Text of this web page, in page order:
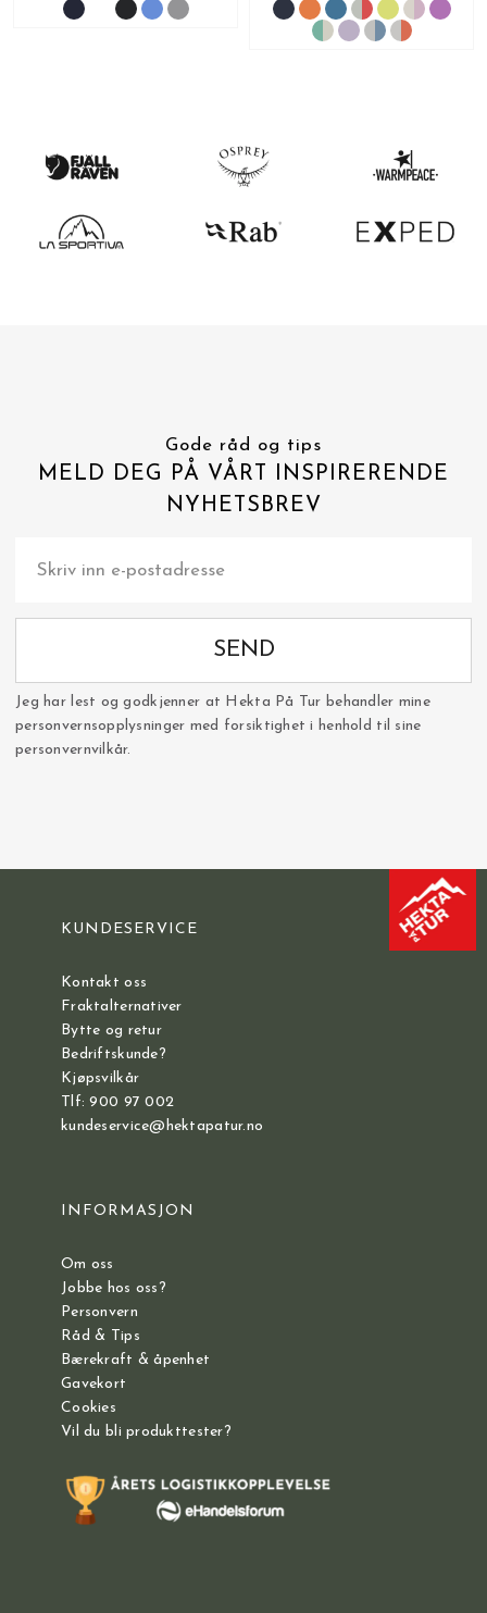
Gode råd og tips
MELD DEG PÅ VÅRT INSPIRERENDE
NYHETSBREV
SEND
Jeg har lest og godkjenner at Hekta På Tur behandler mine
personvernsopplysninger med forsiktighet i henhold til sine
personvernvilkår.
KUNDESERVICE
Kontakt oss
Fraktalternativer
Bytte og retur
Bedriftskunde?
Kjøpsvilkår
Tlf: 900 97 002
kundeservice@hektapatur.no
INFORMASJON
Om oss
Jobbe hos oss?
Personvern
Råd & Tips
Bærekraft & åpenhet
Gavekort
Cookies
Vil du bli produkttester?